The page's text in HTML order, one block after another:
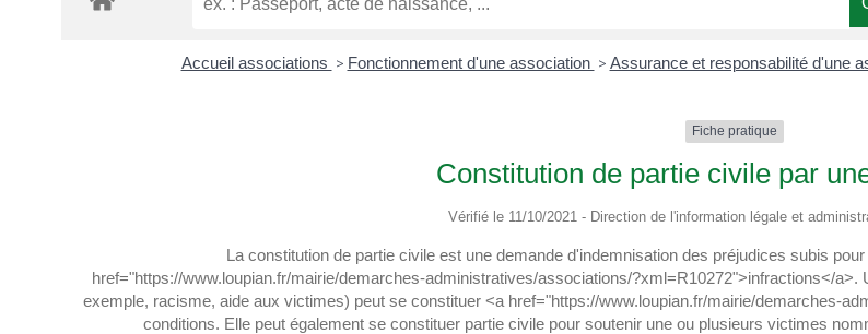
Accueil associations > Fonctionnement d'une association > Assurance et responsabilité d'une
Fiche pratique
Constitution de partie civile par
Vérifié le 11/10/2021 - Direction de l'information légale et
La constitution de partie civile est une demande d'indemnisation des préjudices subis
href="https://www.loupian.fr/mairie/demarches-administratives/associations/?xml=R10272">infractions</
exemple, racisme, aide aux victimes) peut se constituer <a href="https://www.loupian.fr/mairie/demarches-
conditions. Elle peut également se constituer partie civile pour soutenir une ou plusieurs victimes